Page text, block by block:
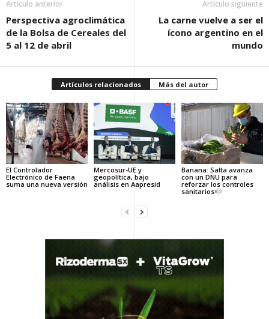
Artículo anterior
Perspectiva agroclimática
de la Bolsa de Cereales del
5 al 12 de abril
Artículo siguiente
La carne vuelve a ser el
ícono argentino en el
mundo
Artículos relacionados Más del autor
El Controlador
Electrónico de Faena
suma una nueva versión
Mercosur-UE y
geopolítica, bajo
análisis en Aapresid
Banana: Salta avanza
con un DNU para
reforzar los controles
sanitarios